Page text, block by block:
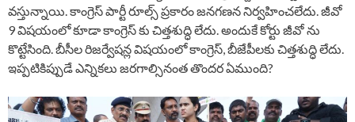
వస్తున్నాయి. కాంగ్రెస్ పార్టీ రూల్స్ ప్రకారం జనగణన నిర్వహించలేదు. జీవో
9 విషయంలో కూడా కాంగ్రెస్ కు చిత్తశుద్ధి లేదు. అందుకే కోర్టు జీవో ను
కొట్టేసింది. బీసీల రిజర్వేషన్ల విషయంలో కాంగ్రెస్, బీజేపీలకు చిత్తశుద్ధి లేదు.
ఇప్పటికిప్పుడే ఎన్నికలు జరగాల్సినంత తొందర ఏముంది?